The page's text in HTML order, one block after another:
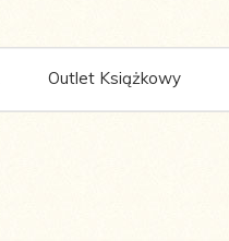
Outlet Książkowy